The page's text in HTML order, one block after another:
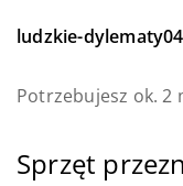
ludzkie-dylematy
Potrzebujesz ok. 2
Sprzęt